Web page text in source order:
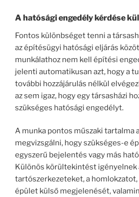
A hatósági engedély kérdése
Fontos különbséget tenni a
az építésügyi hatósági eljárás
munkálathoz nem kell építési
jelenti automatikusan azt, hogy a
további hozzájárulás nélkül
az sem igaz, hogy egy társasházi
szükséges hatósági engedélyt.
A munka pontos műszaki tartalma
megvizsgálni, hogy szükséges-e
egyszerű bejelentés vagy más
Különös körültekintést igényelnek
tartószerkezeteket, a homlokzatot,
épület külső megjelenését,